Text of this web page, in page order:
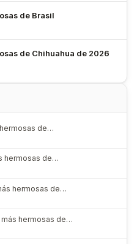
de Brasil
de Chihuahua de 2026
de…
hermosas de…
hermosas de…
más hermosas de…